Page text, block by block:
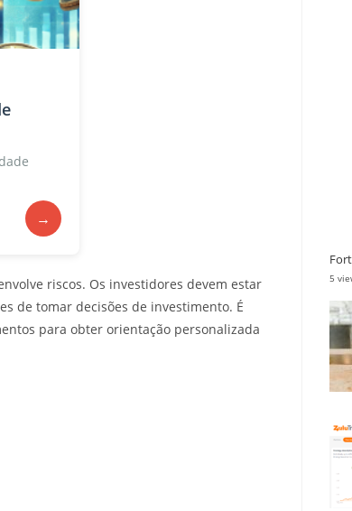
→
riscos. Os investidores devem estar
de tomar decisões de investimento. É
para obter orientação personalizada
5